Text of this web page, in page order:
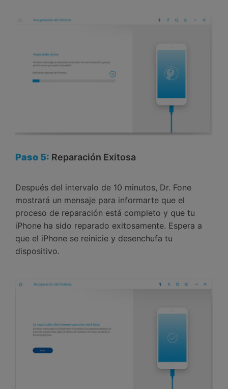
Paso 5: Reparación Exitosa
Después del intervalo de 10 minutos, Dr. Fone
mostrará un mensaje para informarte que el
proceso de reparación está completo y que tu
iPhone ha sido reparado exitosamente. Espera a
que el iPhone se reinicie y desenchufa tu
dispositivo.